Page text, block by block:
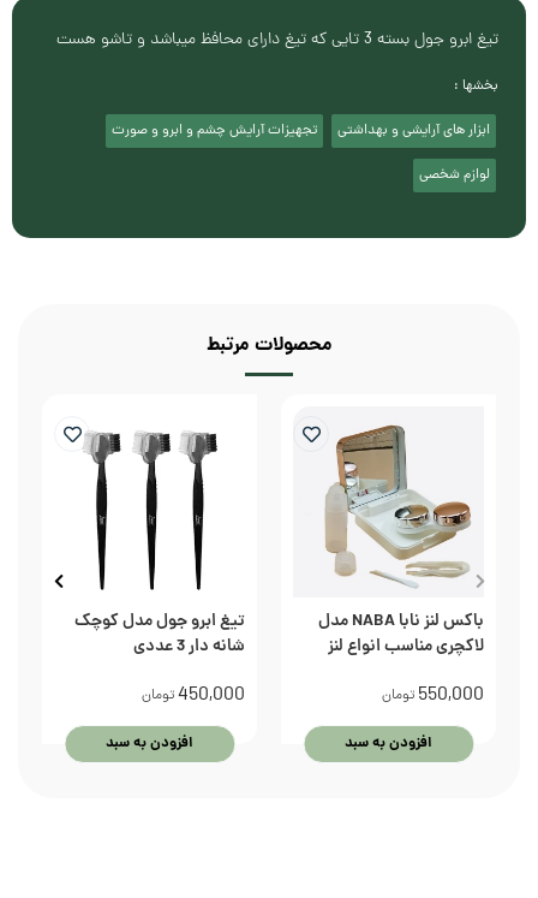
تیغ ابرو جول بسته 3 تایی که تیغ دارای محافظ میباشد و تاشو هست
بخشها :
ابزار های آرایشی و بهداشتی تجهیزات آرایش چشم و ابرو و صورت
لوازم شخصی
محصولات مرتبط
باکس لنز نابا NABA مدل
لاکچری مناسب انواع لنز
550,000 تومان
افزودن به سبد
تیغ ابرو جول مدل کوچک
شانه دار 3 عددی
450,000تومان
افزودن به سبد